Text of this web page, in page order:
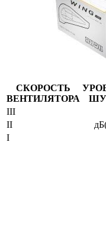
СКОРОСТЬ
ВЕНТИЛЯТОРА
III
II
I